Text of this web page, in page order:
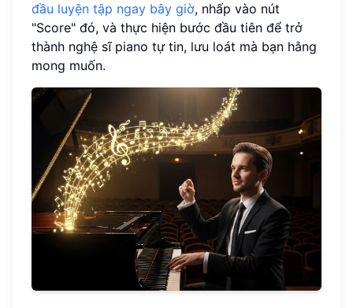
đầu luyện tập ngay bây giờ, nhấp vào nút
"Score" đó, và thực hiện bước đầu tiên để trở
thành nghệ sĩ piano tự tin, lưu loát mà bạn hằng
mong muốn.